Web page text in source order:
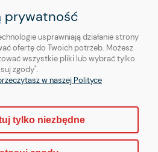
z o. o.
prywatność
usprawniają działanie strony
ofertę do Twoich potrzeb. Możesz
wszystkie pliki lub wybrać tylko
zgody".
w naszej Polityce
tylko niezbędne